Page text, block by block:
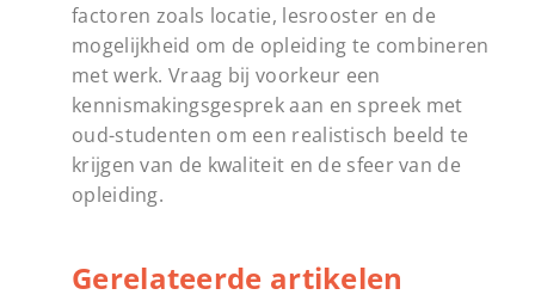
factoren zoals locatie, lesrooster en de
mogelijkheid om de opleiding te combineren
met werk. Vraag bij voorkeur een
kennismakingsgesprek aan en spreek met
oud-studenten om een realistisch beeld te
krijgen van de kwaliteit en de sfeer van de
opleiding.
Gerelateerde artikelen